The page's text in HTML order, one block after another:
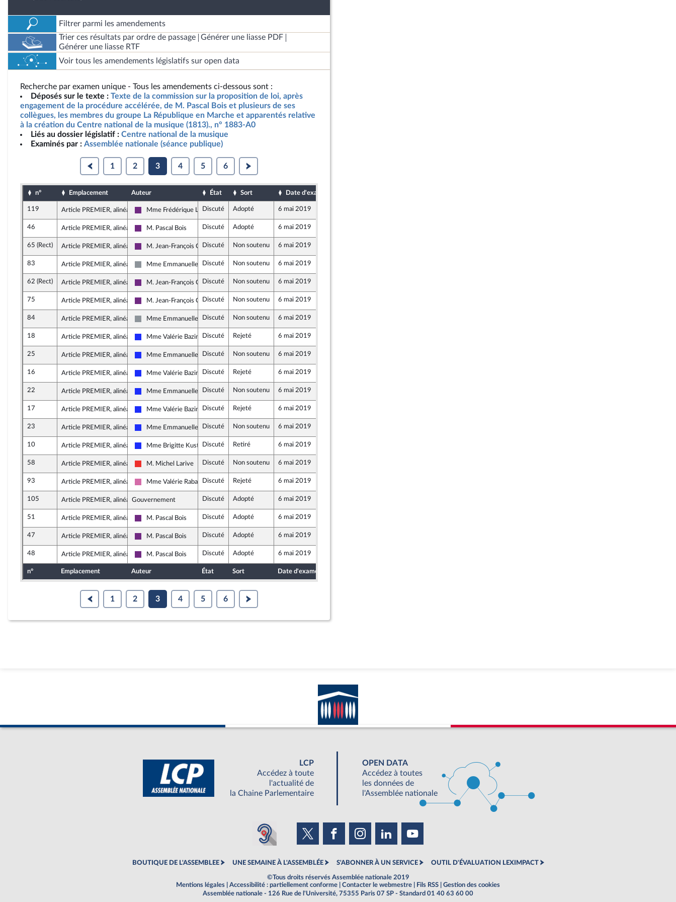
Filtrer parmi les amendements
Trier ces résultats par ordre de passage
Générer une liasse PDF
Générer une liasse RTF
Voir tous les amendements législatifs sur open data
Recherche par examen unique - Tous les amendements ci-dessous sont :
Déposés sur le texte : Texte de la commission sur la proposition de loi, après
engagement de la procédure accélérée, de M. Pascal Bois et plusieurs de ses
collègues, les membres du groupe La République en Marche et apparentés relative
à la création du Centre national de la musique (1813)., n° 1883-A0
Liés au dossier législatif : Centre national de la musique
Examinés par : Assemblée nationale (séance publique)
1 2 3 4 5 6
n° Emplacement Auteur État Sort Date d'examen
119 Article PREMIER, alinéa 9
La République en Marche
Mme Frédérique LardetDiscuté Adopté 6 mai 2019
46 Article PREMIER, alinéa 9
La République en Marche
M. Pascal Bois Discuté Adopté 6 mai 2019
65 (Rect) Article PREMIER, alinéa 8
La République en Marche
M. Jean-François Cesarini
Discuté Non soutenu 6 mai 2019
83 Article PREMIER, alinéa 10
Non inscrit
Mme Emmanuelle Ménard
Discuté Non soutenu 6 mai 2019
62 (Rect) Article PREMIER, alinéa 9
La République en Marche
M. Jean-François Cesarini
Discuté Non soutenu 6 mai 2019
75 Article PREMIER, alinéa 10
La République en Marche
M. Jean-François Cesarini
Discuté Non soutenu 6 mai 2019
84 Article PREMIER, alinéa 11
Non inscrit
Mme Emmanuelle Ménard
Discuté Non soutenu 6 mai 2019
18 Article PREMIER, alinéa 10
Les Républicains
Mme Valérie Bazin-Malgras
Discuté Rejeté 6 mai 2019
25 Article PREMIER, alinéa 10
Les Républicains
Mme Emmanuelle Anthoine
Discuté Non soutenu 6 mai 2019
16 Article PREMIER, alinéa 11
Les Républicains
Mme Valérie Bazin-Malgras
Discuté Rejeté 6 mai 2019
22 Article PREMIER, alinéa 11
Les Républicains
Mme Emmanuelle Anthoine
Discuté Non soutenu 6 mai 2019
17 Article PREMIER, alinéa 11
Les Républicains
Mme Valérie Bazin-Malgras
Discuté Rejeté 6 mai 2019
23 Article PREMIER, alinéa 11
Les Républicains
Mme Emmanuelle Anthoine
Discuté Non soutenu 6 mai 2019
10 Article PREMIER, alinéa 11
Les Républicains
Mme Brigitte KusterDiscuté Retiré 6 mai 2019
58 Article PREMIER, alinéa 11
La France insoumise
M. Michel Larive Discuté Non soutenu 6 mai 2019
93 Article PREMIER, alinéa 11
Socialistes et apparentés
Mme Valérie RabaultDiscuté Rejeté 6 mai 2019
105 Article PREMIER, alinéa 11Gouvernement Discuté Adopté 6 mai 2019
51 Article PREMIER, alinéa 12
La République en Marche
M. Pascal Bois Discuté Adopté 6 mai 2019
47 Article PREMIER, alinéa 13
La République en Marche
M. Pascal Bois Discuté Adopté 6 mai 2019
48 Article PREMIER, alinéa 13
La République en Marche
M. Pascal Bois Discuté Adopté 6 mai 2019
n° Emplacement Auteur État Sort Date d'examen
1 2 3 4 5 6
LCP
Accédez à toute
l'actualité de
la Chaine Parlementaire
OPEN DATA
Accédez à toutes
les données de
l'Assemblée nationale
BOUTIQUE DE L'ASSEMBLEE UNE SEMAINE À L'ASSEMBLÉE S'ABONNER À UN SERVICE OUTIL D'ÉVALUATION LEXIMPACT
©Tous droits réservés Assemblée nationale 2019
Mentions légales
Accessibilité : partiellement conforme Contacter le webmestre Fils RSS
Gestion des cookies
Assemblée nationale - 126 Rue de l'Université, 75355 Paris 07 SP - Standard 01 40 63 60 00